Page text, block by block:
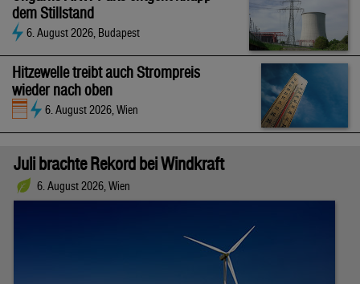
dem Stillstand
6. August 2026, Budapest
Hitzewelle treibt auch Strompreis
wieder nach oben
6. August 2026, Wien
Juli brachte Rekord bei Windkraft
6. August 2026, Wien